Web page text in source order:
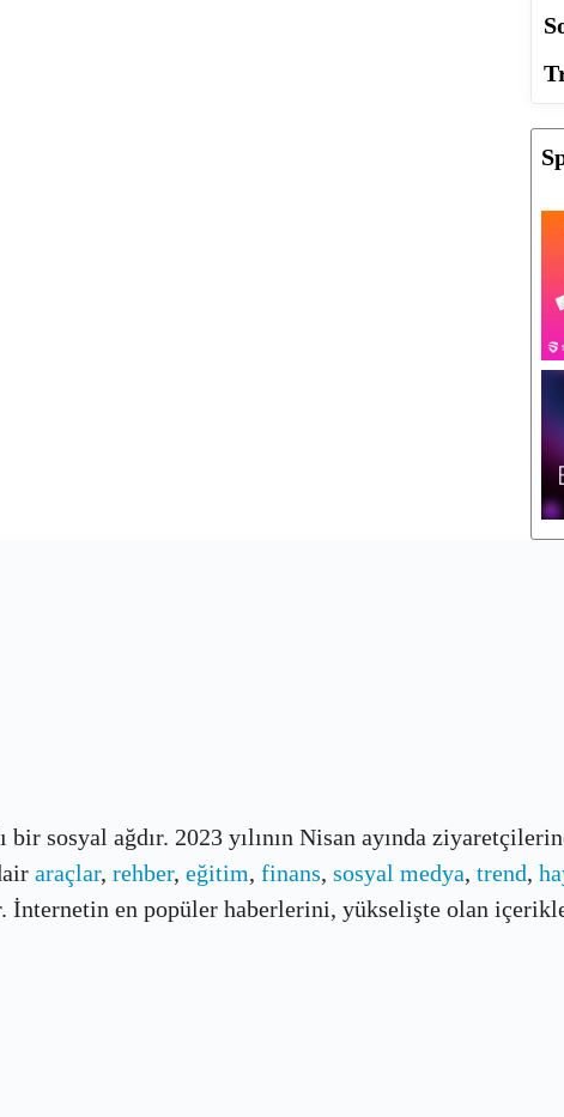
sosyal ağdır. 2023 yılının Nisan ayında
araçlar, rehber, eğitim, finans, sosyal medya, trend,
en popüler haberlerini, yükselişte olan